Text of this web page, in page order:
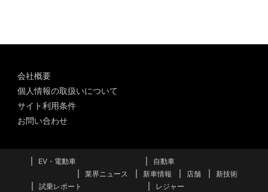
会社概要
個人情報の取扱いについて
サイト利用条件
お問い合わせ
EV・電動車
自動車
業界ニュース
新車情報 店舗
新技術
試乗レポート
レジャー